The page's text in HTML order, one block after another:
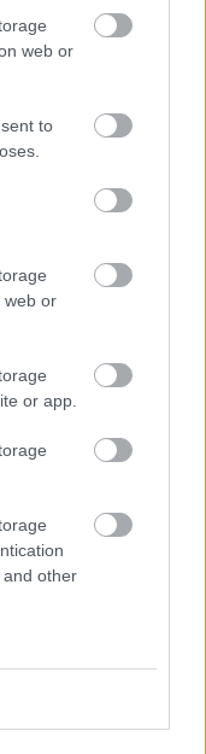
web or
to
web or
or app.
other
dominál.